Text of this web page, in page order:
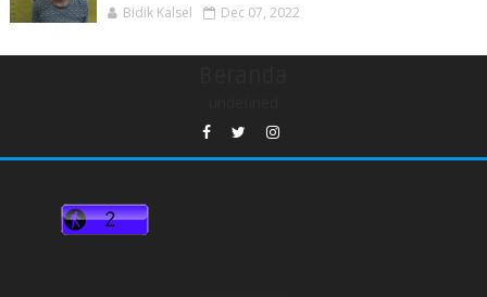
Bidik Kalsel Dec 07, 2022